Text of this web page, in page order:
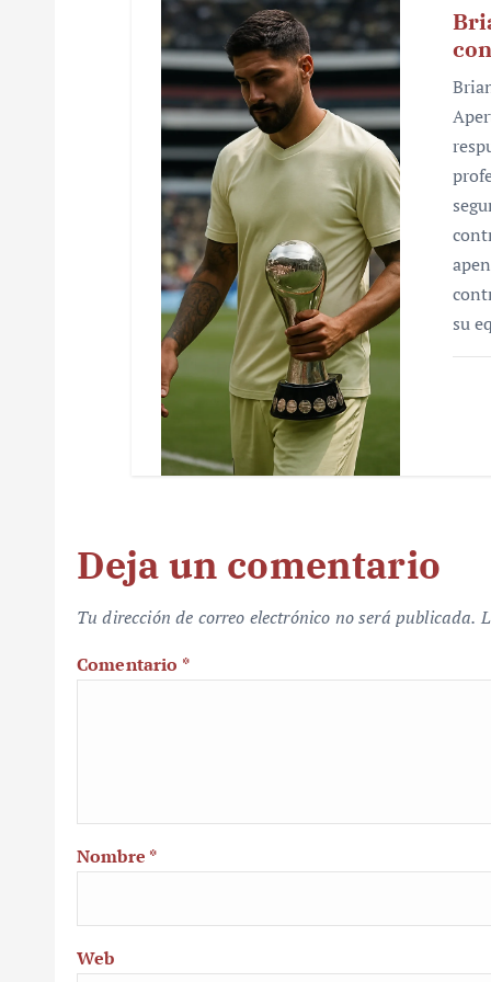
su
Deja un comentario
Tu dirección de correo electrónico no será publicada.
Comentario *
Nombre *
Web